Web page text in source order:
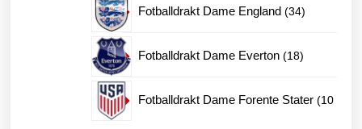
Fotballdrakt Dame England 3434
Fotballdrakt Dame Everton 1818
Fotballdrakt Dame Forente Stater 10